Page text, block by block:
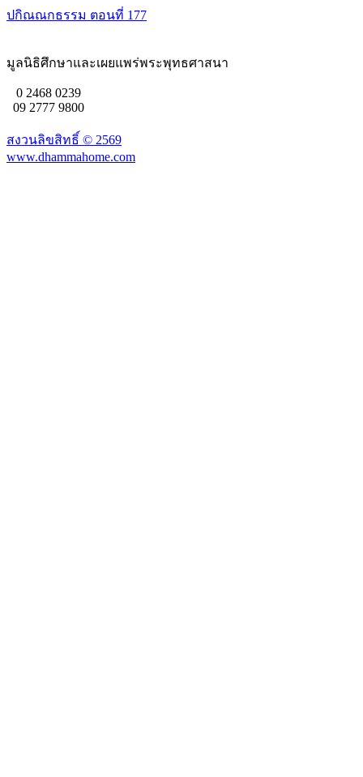
ปกิณณกธรรม ตอนที่ 177
มูลนิธิศึกษาและเผยแพร่พระพุทธศาสนา
0 2468 0239
09 2777 9800
สงวนลิขสิทธิ์ © 2569
www.dhammahome.com